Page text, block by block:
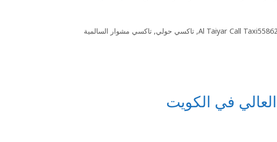
Al Taiyar Call
, تاكسي حولي, تاكسي مشوار السالمية